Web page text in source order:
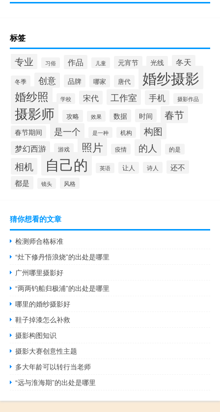
标签
专业 习俗 作品 儿童 元宵节 光线 冬天
冬季 创意 品牌 哪家 唐代 婚纱摄影
婚纱照 学校 宋代 工作室 手机 摄影作品
摄影师 攻略 效果 数据 时间 春节
春节期间 是一个 是一种 机构 构图
梦幻西游 游戏 照片 疫情 的人 的是
相机 自己的 英语 让人 诗人
还不
都是
镜头 风格
猜你想看的文章
检测师合格标准
“灶下修丹悟浪烧”的出处是哪里
广州哪里摄影好
“两两钓船归极浦”的出处是哪里
哪里的婚纱摄影好
鞋子掉漆怎么补救
摄影构图知识
摄影大赛创意性主题
多大年龄可以转行当老师
“远与淮海期”的出处是哪里